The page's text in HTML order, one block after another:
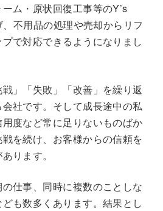
ム・原状回復工事等のY’s
不用品の処理や売却からリフ
で対応できるようになりまし
」「失敗」「改善」を繰り返
社です。そして成長途中の私
度など常に足りないものばか
を続け、お客様からの信頼を
ります。
仕事、同時に複数のことしな
も数多くあります。結果とし